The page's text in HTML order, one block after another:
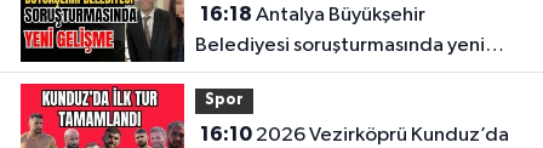
16:18
Belediyesi soruşturmasında yeni
gelişme
Spor
16:102026 Vezirköprü Kunduz’da